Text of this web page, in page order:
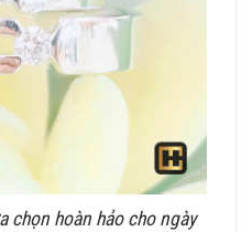
chọn hoàn hảo cho ngày